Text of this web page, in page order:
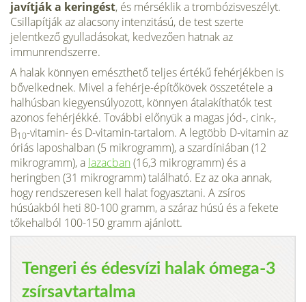
javítják a keringést, és mérséklik a trombózis­veszélyt.
Csillapítják az alacsony intenzitású, de test szerte
jelentkező gyul­ladásokat, kedvezően hatnak az
immunrendszerre.
A halak könnyen emészthető teljes értékű fehérjékben is
bővelkednek. Mivel a fehérje-építőkövek összetétele a
halhúsban kiegyensúlyozott, könnyen átalakíthatók test
azonos fehérjékké. További előnyük a magas jód-, cink-,
B10-vitamin- és D-vitamin-tartalom. A legtöbb D-vitamin az
óriás laposhalban (5 mikrogramm), a szardíniában (12
mikrogramm), a lazacban (16,3 mikrogramm) és a
heringben (31 mikrogramm) található. Ez az oka annak,
hogy rendszeresen kell halat fogyasztani. A zsíros
húsúakból heti 80-100 gramm, a száraz húsú és a fekete
tőkehalból 100-150 gramm ajánlott.
Tengeri és édesvízi halak ómega-3
zsírsavtartalma